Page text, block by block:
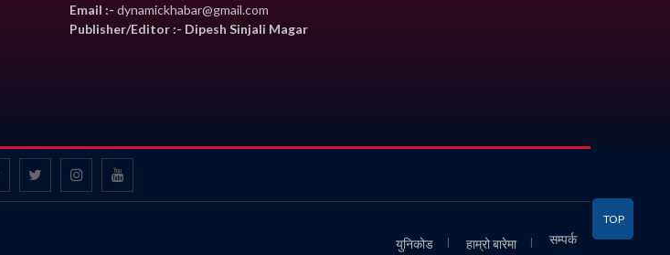
Email :- dynamickhabar@gmail.com
Publisher/Editor :- Dipesh Sinjali Magar
युनिकोड हाम्रो बारेमा सम्पर्क
TOP